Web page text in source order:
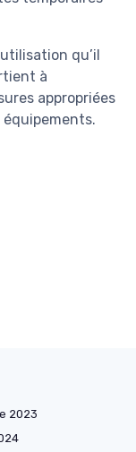
qu’il
à
appropriées
2023